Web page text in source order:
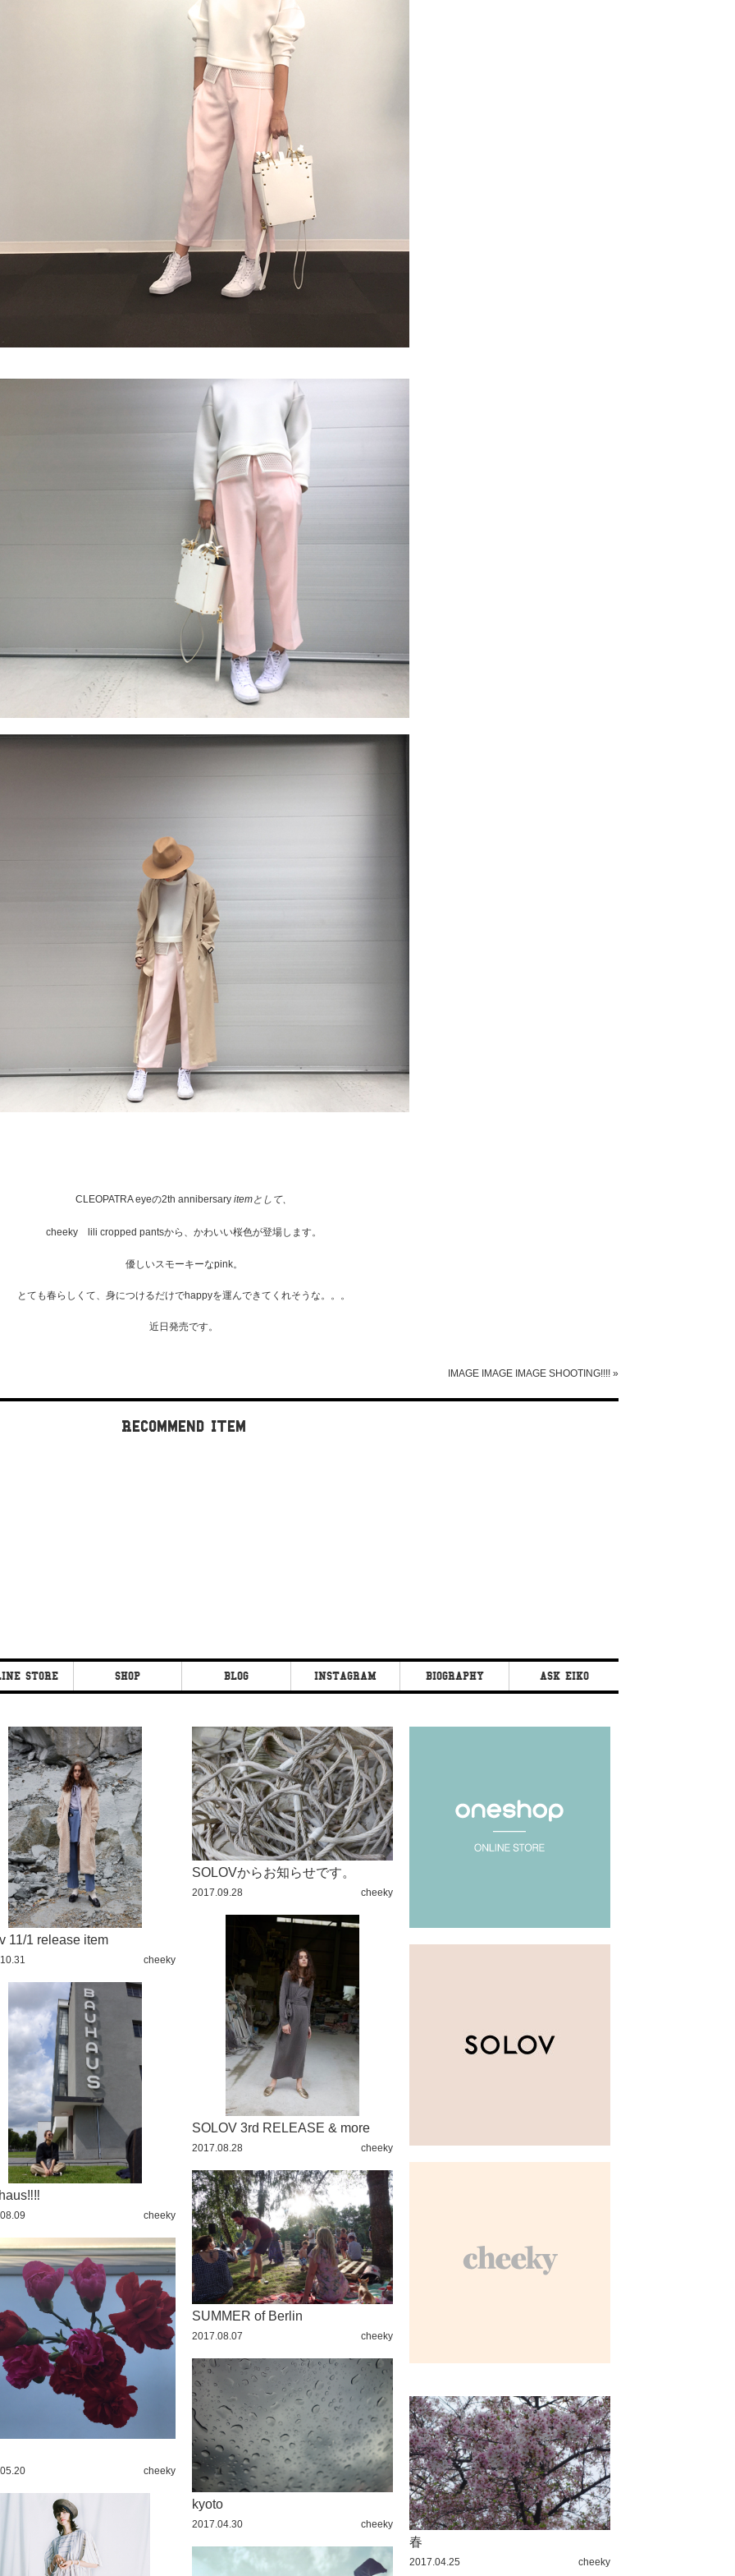
CLEOPATRA eyeの2th annibersary itemとして、
cheeky lili cropped pantsから、かわいい桜色が登場します。
優しいスモーキーなpink。
とても春らしくて、身につけるだけでhappyを運んできてくれそうな。。。
近日発売です。
IMAGE IMAGE IMAGE SHOOTING!!!! »
Recommend Item
STORE SHOP
CLEOPATRA
FAN
CLEIPATRA FIG
CLEOPATRA EYE
BLOG
FAN
CLEIPATRA FIG
CLEOPATRA EYE
SOU
MIYA
INSTAGRAM BIOGRAPHY ASK EIKO
11/1 release item
cheeky
SOLOVからお知らせです。
2017.09.28 cheeky
SOLOV 3rd RELEASE & more
2017.08.28 cheeky
cheeky
SUMMER of Berlin
2017.08.07 cheeky
cheeky
kyoto
2017.04.30 cheeky
春
2017.04.25 cheeky